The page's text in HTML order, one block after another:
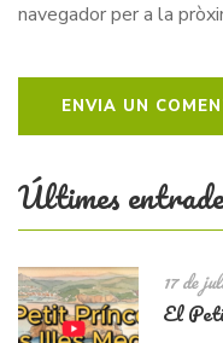
navegador per a la
Últimes
17 de
El